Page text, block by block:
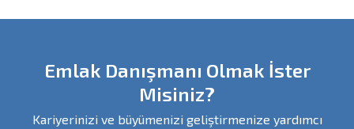
Emlak Danışmanı Olmak İster
Misiniz?
Kariyerinizi ve büyümenizi geliştirmenize yardımcı